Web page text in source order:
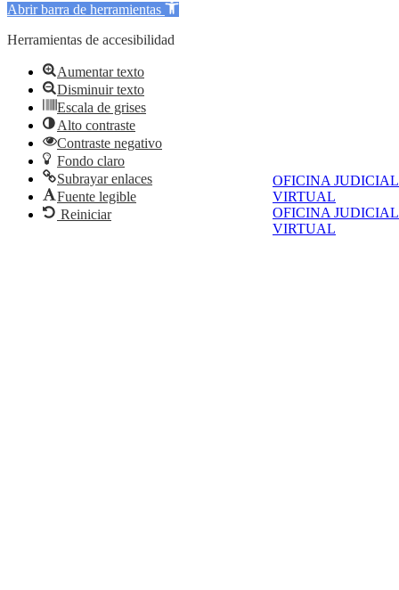
OFICINA JUDICIAL
VIRTUAL
OFICINA JUDICIAL
VIRTUAL
Abrir barra de herramientas
Herramientas de accesibilidad
Aumentar texto
Disminuir texto
Escala de grises
Alto contraste
Contraste negativo
Fondo claro
Subrayar enlaces
Fuente legible
Reiniciar